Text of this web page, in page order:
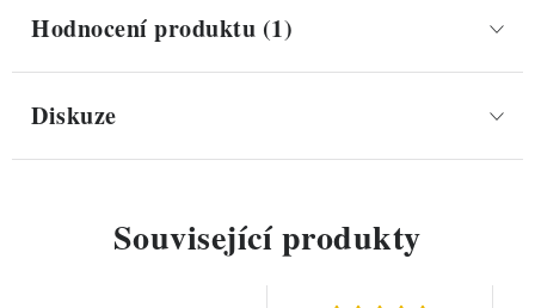
Hodnocení produktu (1)
Diskuze
Související produkty